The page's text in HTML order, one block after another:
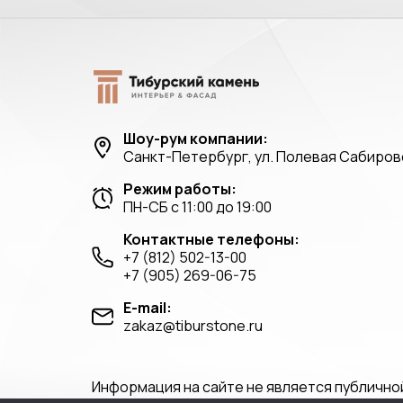
Шоу-рум компании:
Санкт-Петербург, ул. Полевая
Режим работы:
ПН-СБ с 11:00 до 19:00
Контактные телефоны:
+7 (812) 502-13-00
+7 (905) 269-06-75
E-mail:
zakaz@tiburstone.ru
Информация на сайте не является